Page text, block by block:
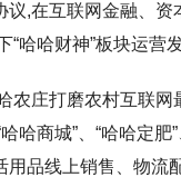
议,在互联网金融、
“哈哈财神”板块运营
农庄打磨农村互联
哈商城”、“哈哈定肥
用品线上销售、物流